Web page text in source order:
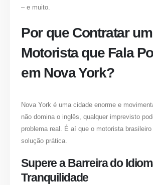
– e muito.
Por que Contratar um
Motorista que Fala
em Nova York?
Nova York é uma cidade enorme e
não domina o inglês, qualquer imprevisto
problema real. É aí que o motorista
solução prática.
Supere a Barreira do
Tranquilidade